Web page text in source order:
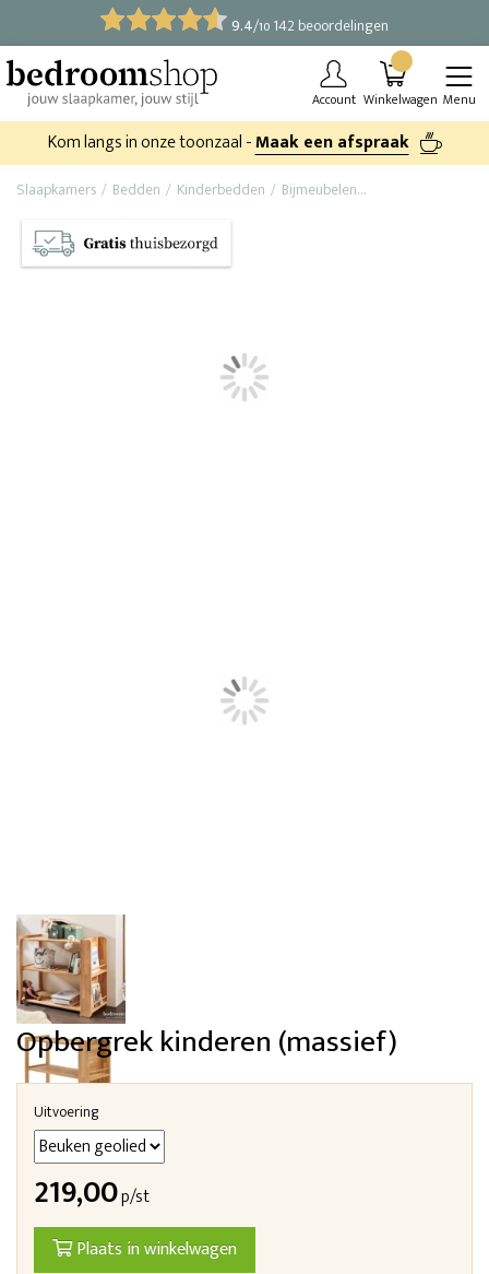
9.4/10 142 beoordelingen
Account Winkelwagen Menu
Kom langs in onze toonzaal -Maak een afspraak
Slaapkamers Bedden Kinderbedden Bijmeubelen
Opbergrek kinderen (massief)
Uitvoering
219,00p/st
Plaats in winkelwagen